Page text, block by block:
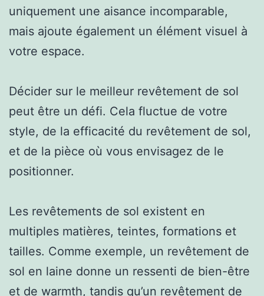
uniquement une aisance incomparable,
mais ajoute également un élément visuel à
votre espace.
Décider sur le meilleur revêtement de sol
peut être un défi. Cela fluctue de votre
style, de la efficacité du revêtement de sol,
et de la pièce où vous envisagez de le
positionner.
Les revêtements de sol existent en
multiples matières, teintes, formations et
tailles. Comme exemple, un revêtement de
sol en laine donne un ressenti de bien-être
et de warmth, tandis qu’un revêtement de